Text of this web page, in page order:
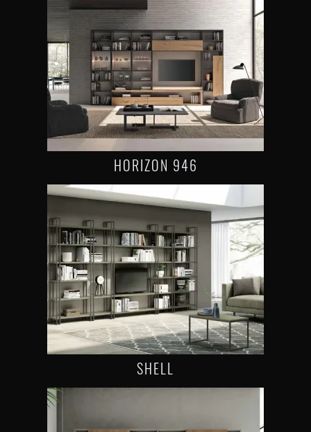
HORIZON 946
SHELL